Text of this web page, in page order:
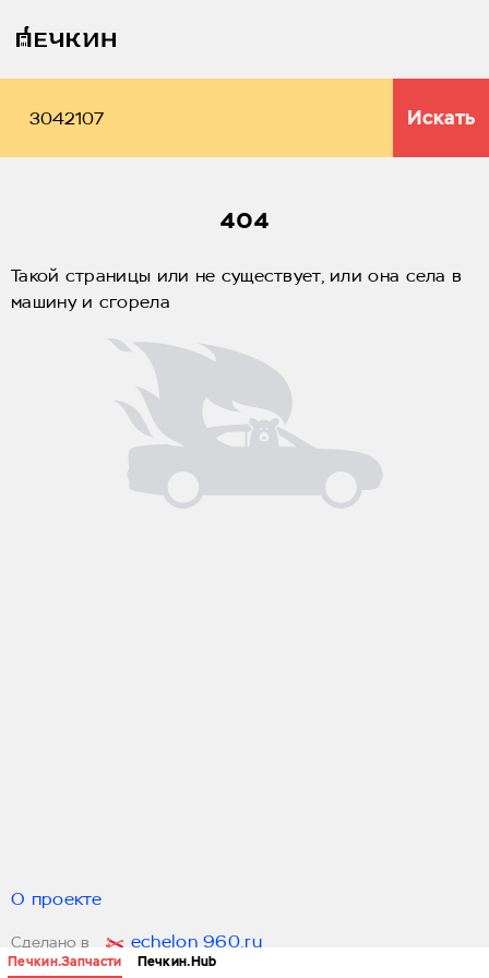
Печкин.Запчасти Печкин.Hub
Искать
404
Такой страницы или не существует, или она села в
машину и сгорела
О проекте
Сделано в echelon 960.ru